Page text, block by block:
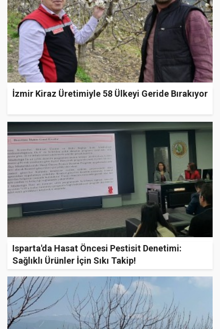
İzmir Kiraz Üretimiyle 58 Ülkeyi Geride Bırakıyor
Isparta'da Hasat Öncesi Pestisit Denetimi:
Sağlıklı Ürünler İçin Sıkı Takip!